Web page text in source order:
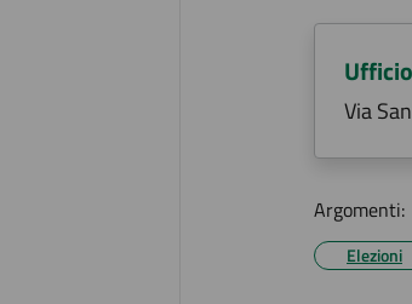
Via
Argomenti:
Elezioni